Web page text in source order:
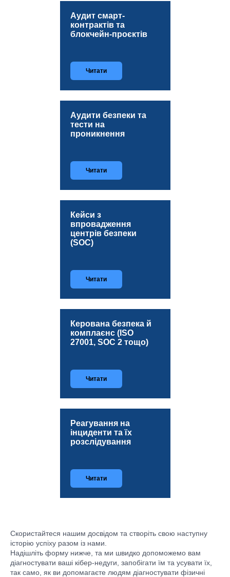
Аудит смарт-
контрактів та
блокчейн‑проєктів
Читати
Аудити безпеки та
тести на
проникнення
Читати
Кейси з
впровадження
центрів безпеки
(SOC)
Читати
Керована безпека й
комплаєнс (ISO
27001, SOC 2 тощо)
Читати
Реагування на
інциденти та їх
розслідування
Читати
Скористайтеся нашим досвідом та створіть свою наступну
історію успіху разом із нами.
Надішліть форму нижче, та ми швидко допоможемо вам
діагностувати ваші кібер-недуги, запобігати їм та усувати їх,
так само, як ви допомагаєте людям діагностувати фізичні